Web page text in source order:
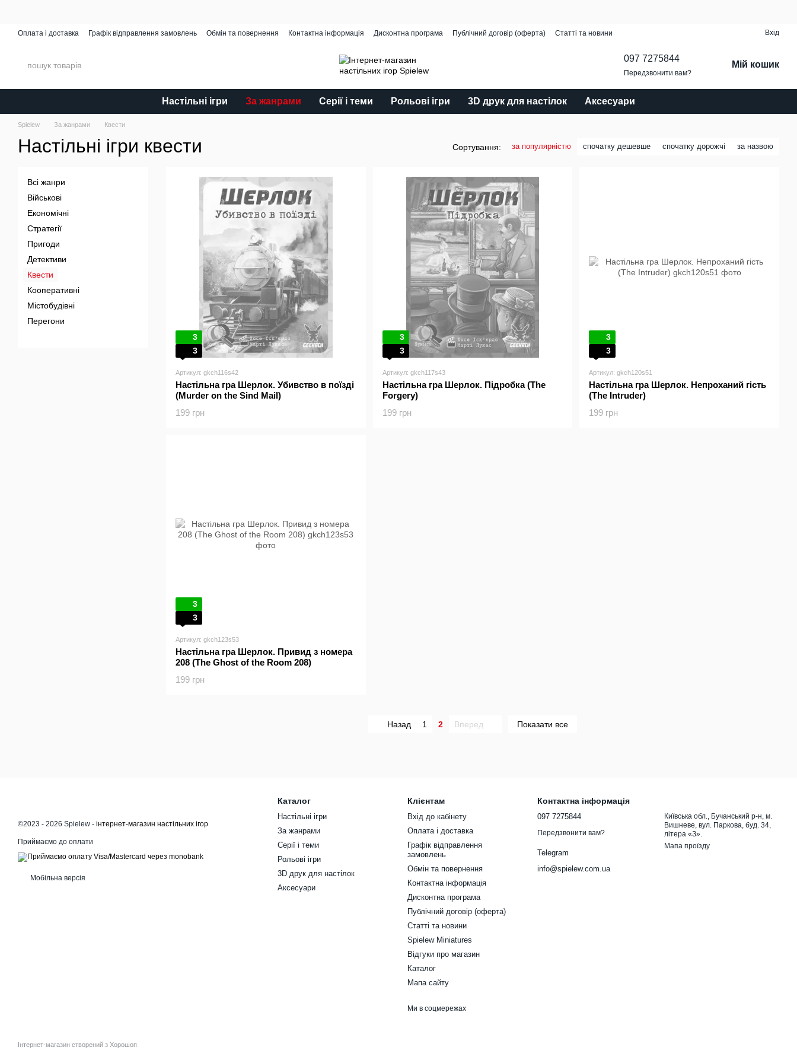
Оплата і доставка Графік відправлення замовлень Обмін та повернення Контактна інформація Дисконтна програма Публічний договір (оферта)
Статті та новини
Вхід
097 7275844
Передзвонити вам?
Мій кошик
Настільні ігри За жанрами Серії і теми Рольові ігри 3D друк для настілок Аксесуари
Spielew За жанрами Квести
Настільні ігри квести Сортування: за популярністю спочатку дешевше спочатку дорожчі за назвою
3
3
Артикул: gkch116s42
Настільна гра Шерлок. Убивство в поїзді
(Murder on the Sind Mail)
199 грн
3
3
Артикул: gkch117s43
Настільна гра Шерлок. Підробка (The
Forgery)
199 грн
3
3
Артикул: gkch120s51
Настільна гра Шерлок. Непроханий гість
(The Intruder)
199 грн
3
3
Артикул: gkch123s53
Настільна гра Шерлок. Привид з номера
208 (The Ghost of the Room 208)
199 грн
Назад 1 2 Вперед Показати все
Всі жанри
Військові
Економічні
Стратегії
Пригоди
Детективи
Квести
Кооперативні
Містобудівні
Перегони
©2023 - 2026 Spielew - інтернет-магазин настільних ігор
Приймаємо до оплати
Мобільна версія
Інтернет-магазин створений з Хорошоп
Каталог
Настільні ігри
За жанрами
Серії і теми
Рольові ігри
3D друк для настілок
Аксесуари
Клієнтам
Вхід до кабінету
Оплата і доставка
Графік відправлення
замовлень
Обмін та повернення
Контактна інформація
Дисконтна програма
Публічний договір (оферта)
Статті та новини
Spielew Miniatures
Відгуки про магазин
Каталог
Мапа сайту
Ми в соцмережах
Контактна інформація
097 7275844
Передзвонити вам?
Telegram
info@spielew.com.ua
Київська обл., Бучанський р-н, м.
Вишневе, вул. Паркова, буд. 34,
літера «З».
Мапа проїзду